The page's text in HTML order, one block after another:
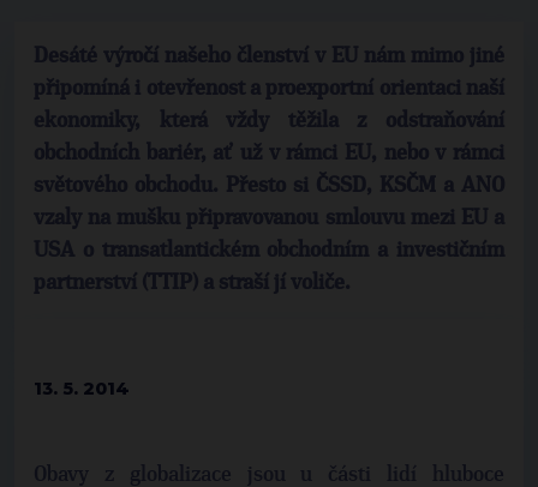
Desáté výročí našeho členství v EU nám mimo jiné
připomíná i otevřenost a proexportní orientaci naší
ekonomiky, která vždy těžila z odstraňování
obchodních bariér, ať už v rámci EU, nebo v rámci
světového obchodu. Přesto si ČSSD, KSČM a ANO
vzaly na mušku připravovanou smlouvu mezi EU a
USA o transatlantickém obchodním a investičním
partnerství (TTIP) a straší jí voliče.
13. 5. 2014
Obavy z globalizace jsou u části lidí hluboce